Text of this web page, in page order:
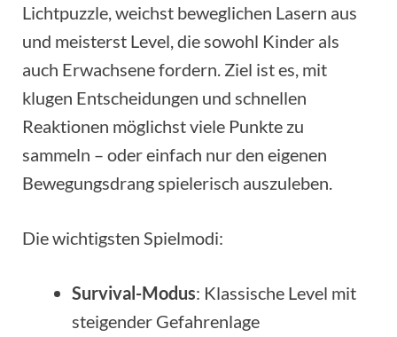
Lichtpuzzle, weichst beweglichen Lasern aus
und meisterst Level, die sowohl Kinder als
auch Erwachsene fordern. Ziel ist es, mit
klugen Entscheidungen und schnellen
Reaktionen möglichst viele Punkte zu
sammeln – oder einfach nur den eigenen
Bewegungsdrang spielerisch auszuleben.
Die wichtigsten Spielmodi:
Survival-Modus: Klassische Level mit
steigender Gefahrenlage